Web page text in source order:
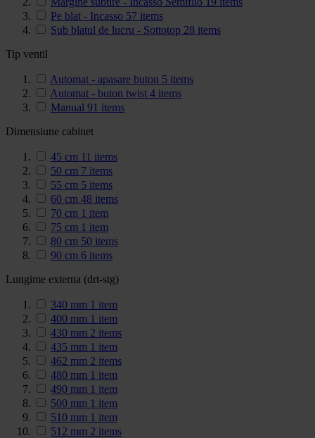
Pe blat - Incasso 57 items
Sub blatul de lucru - Sottotop 28 items
Tip ventil
Automat - apasare buton 5 items
Automat - buton twist 4 items
Manual 91 items
Dimensiune cabinet
45 cm 11 items
50 cm 7 items
55 cm 5 items
60 cm 48 items
70 cm 1 item
75 cm 1 item
80 cm 50 items
90 cm 6 items
Lungime externa (drt-stg)
340 mm 1 item
400 mm 1 item
430 mm 2 items
435 mm 1 item
462 mm 2 items
480 mm 1 item
490 mm 1 item
500 mm 1 item
510 mm 1 item
512 mm 2 items